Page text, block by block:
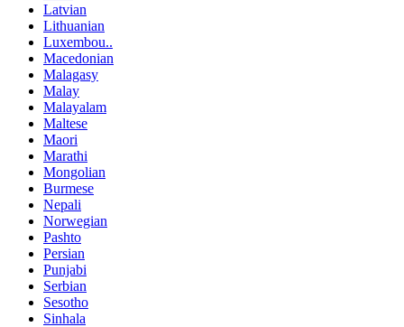
Latvian
Lithuanian
Luxembou..
Macedonian
Malagasy
Malay
Malayalam
Maltese
Maori
Marathi
Mongolian
Burmese
Nepali
Norwegian
Pashto
Persian
Punjabi
Serbian
Sesotho
Sinhala